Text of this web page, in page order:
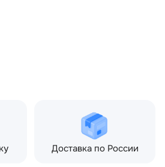
Доставка по России